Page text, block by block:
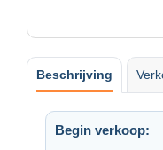
Beschrijving
Begin verkoop: